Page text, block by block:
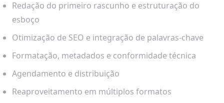
Redação do primeiro rascunho e estruturação do
esboço
Otimização de SEO e integração de palavras-chave
Formatação, metadados e conformidade técnica
Agendamento e distribuição
Reaproveitamento em múltiplos formatos